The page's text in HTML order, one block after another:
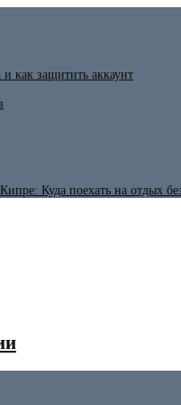
как защитить аккаунт
Куда поехать на отдых